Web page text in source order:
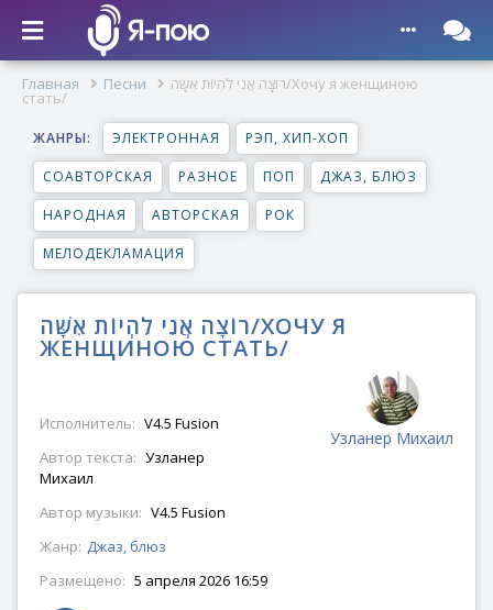
Главная Песни רוֹצָה אֲנִי לִהְיוֹת אִשָּׁה/Хочу я женщиною
стать/
ЖАНРЫ: ЭЛЕКТРОННАЯ РЭП, ХИП-ХОП
СОАВТОРСКАЯ РАЗНОЕ ПОП ДЖАЗ, БЛЮЗ
НАРОДНАЯ АВТОРСКАЯ РОК
МЕЛОДЕКЛАМАЦИЯ
רוֹצָה אֲנִי לִהְיוֹת אִשָּׁה/ХОЧУ Я
ЖЕНЩИНОЮ СТАТЬ/
Узланер Михаил
Исполнитель: V4.5 Fusion
Автор текста: Узланер
Михаил
Автор музыки: V4.5 Fusion
Жанр: Джаз, блюз
Размещено: 5 апреля 2026 16:59